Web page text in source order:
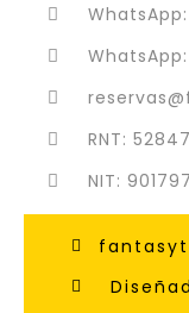
WhatsApp:
RNT: 52847
NIT: